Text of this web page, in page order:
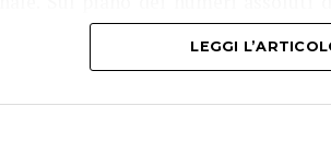
di Latina ci sono state 3.519
LEGGI